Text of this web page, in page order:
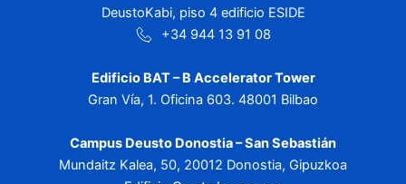
DeustoKabi, piso 4 edificio ESIDE
+34 944 13 91 08
Edificio BAT – B Accelerator Tower
Gran Vía, 1. Oficina 603. 48001 Bilbao
Campus Deusto Donostia – San Sebastián
Mundaitz Kalea, 50, 20012 Donostia, Gipuzkoa